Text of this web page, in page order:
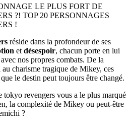
LE PLUS FORT DE
?! TOP 20 PERSONNAGES
!
réside dans la profondeur de ses
et désespoir, chacun porte en lui
nos propres combats. De la
charisme tragique de Mikey, ces
le destin peut toujours être changé.
tokyo revengers vous a le plus marqué
la complexité de Mikey ou peut-être
?